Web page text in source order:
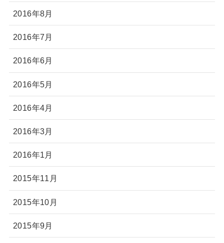
2016年8月
2016年7月
2016年6月
2016年5月
2016年4月
2016年3月
2016年1月
2015年11月
2015年10月
2015年9月